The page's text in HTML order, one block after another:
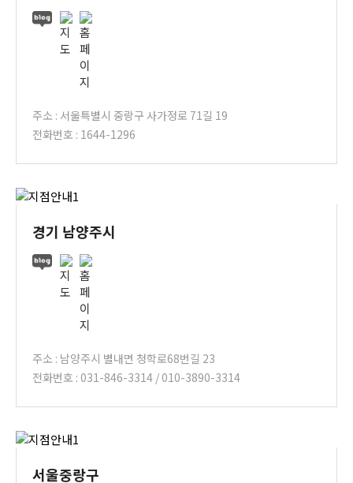
주소 : 서울특별시 중랑구 사가정로 71길 19
전화번호 : 1644-1296
경기 남양주시
주소 : 남양주시 별내면 청학로68번길 23
전화번호 : 031-846-3314 / 010-3890-3314
서울중랑구